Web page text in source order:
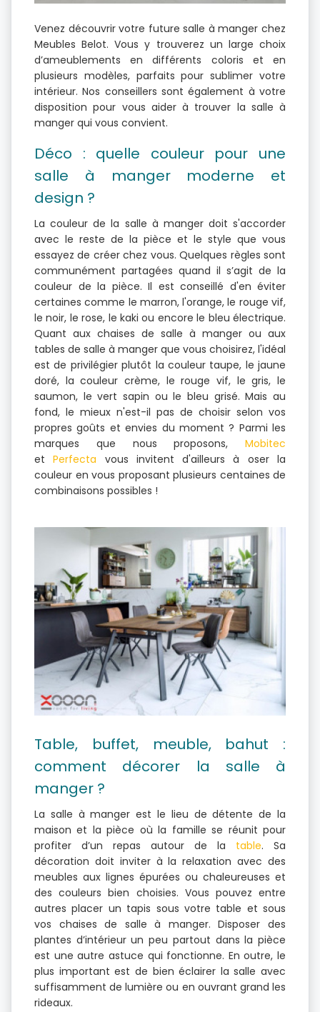
Venez découvrir votre future salle à manger chez
Meubles Belot. Vous y trouverez un large choix
d’ameublements en différents coloris et en
plusieurs modèles, parfaits pour sublimer votre
intérieur. Nos conseillers sont également à votre
disposition pour vous aider à trouver la salle à
manger qui vous convient.
Déco : quelle couleur pour une
salle à manger moderne et
design ?
La couleur de la salle à manger doit s'accorder
avec le reste de la pièce et le style que vous
essayez de créer chez vous. Quelques règles sont
communément partagées quand il s’agit de la
couleur de la pièce. Il est conseillé d'en éviter
certaines comme le marron, l'orange, le rouge vif,
le noir, le rose, le kaki ou encore le bleu électrique.
Quant aux chaises de salle à manger ou aux
tables de salle à manger que vous choisirez, l'idéal
est de privilégier plutôt la couleur taupe, le jaune
doré, la couleur crème, le rouge vif, le gris, le
saumon, le vert sapin ou le bleu grisé. Mais au
fond, le mieux n'est-il pas de choisir selon vos
propres goûts et envies du moment ? Parmi les
marques que nous proposons, Mobitec
etPerfecta vous invitent d'ailleurs à oser la
couleur en vous proposant plusieurs centaines de
combinaisons possibles !
Table, buffet, meuble, bahut :
comment décorer la salle à
manger ?
La salle à manger est le lieu de détente de la
maison et la pièce où la famille se réunit pour
profiter d’un repas autour de la table. Sa
décoration doit inviter à la relaxation avec des
meubles aux lignes épurées ou chaleureuses et
des couleurs bien choisies. Vous pouvez entre
autres placer un tapis sous votre table et sous
vos chaises de salle à manger. Disposer des
plantes d’intérieur un peu partout dans la pièce
est une autre astuce qui fonctionne. En outre, le
plus important est de bien éclairer la salle avec
suffisamment de lumière ou en ouvrant grand les
rideaux.